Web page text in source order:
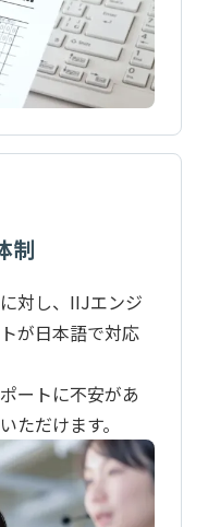
制
対し、IIJエンジ
が日本語で対応
ートに不安があ
ただけます。